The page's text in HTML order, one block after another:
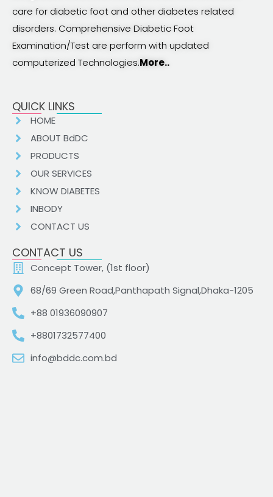
care for diabetic foot and other diabetes related
disorders. Comprehensive Diabetic Foot
Examination/Test are perform with updated
computerized Technologies.More..
QUICK LINKS
HOME
ABOUT BdDC
PRODUCTS
OUR SERVICES
KNOW DIABETES
INBODY
CONTACT US
CONTACT US
Concept Tower, (1st floor)
68/69 Green Road,Panthapath Signal,Dhaka-1205
+88 01936090907
+8801732577400
info@bddc.com.bd